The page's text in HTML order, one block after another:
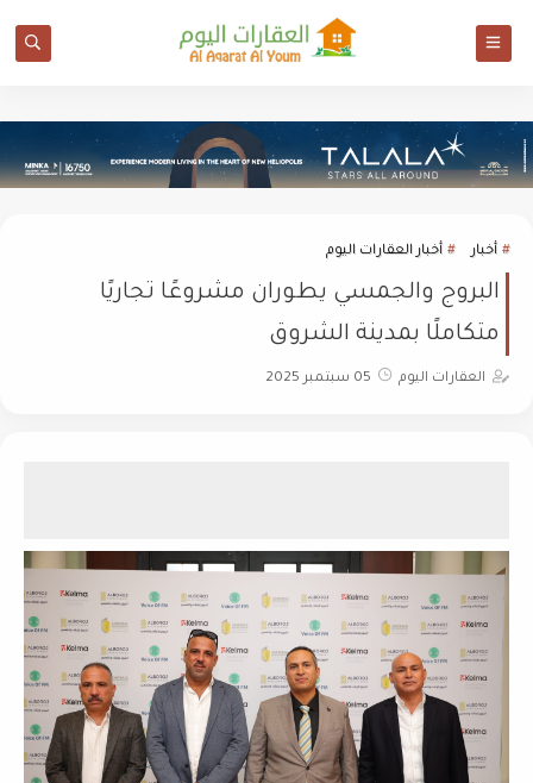
أخبار أخبار العقارات اليوم
البروج والجمسي يطوران مشروعًا تجاريًا
متكاملًا بمدينة الشروق
العقارات اليوم 05 سبتمبر 2025